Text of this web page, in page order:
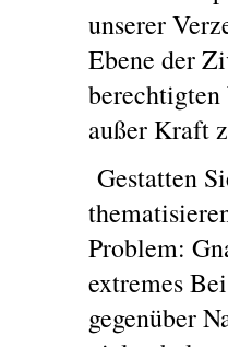
unserer
Ebene der
außer Kraft
Gestatten
Problem:
extremes
gegenüber